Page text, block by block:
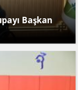
Başkan